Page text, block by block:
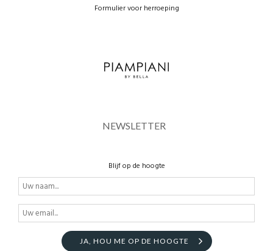
Formulier voor herroeping
NEWSLETTER
Blijf op de hoogte
JA, HOU ME OP DE HOOGTE